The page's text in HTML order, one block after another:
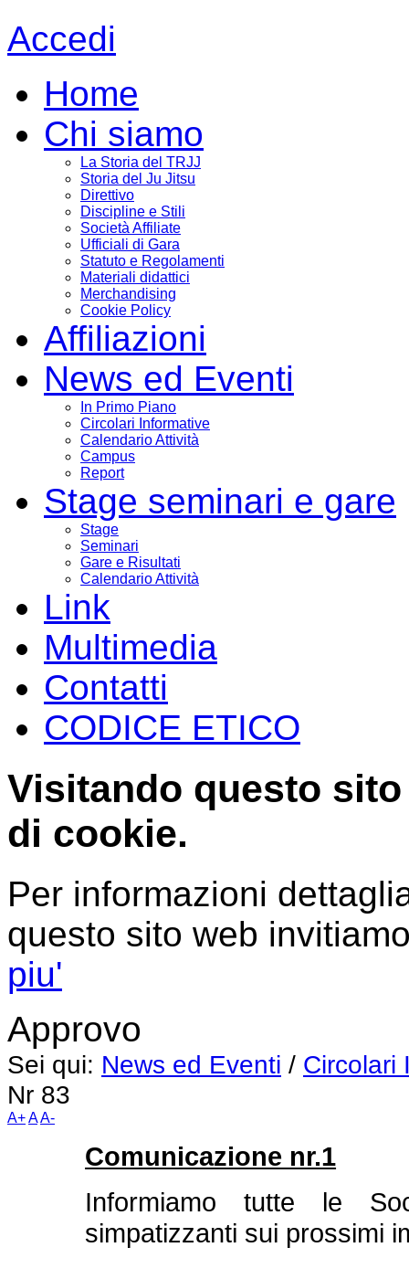
Accedi
Home
Chi siamo
La Storia del TRJJ
Storia del Ju Jitsu
Direttivo
Discipline e Stili
Società Affiliate
Ufficiali di Gara
Statuto e Regolamenti
Materiali didattici
Merchandising
Cookie Policy
Affiliazioni
News ed Eventi
In Primo Piano
Circolari Informative
Calendario Attività
Campus
Report
Stage seminari e gare
Stage
Seminari
Gare e Risultati
Calendario Attività
Link
Multimedia
Contatti
CODICE ETICO
Visitando questo
di cookie.
Per informazioni
questo sito web
piu'
Approvo
Sei qui: News ed Eventi / Circolari
Nr 83
A+AA-
Comunicazione nr.1
Informiamo tutte le
simpatizzanti sui prossimi